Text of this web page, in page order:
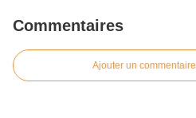
Commentaires
Ajouter un commentaire